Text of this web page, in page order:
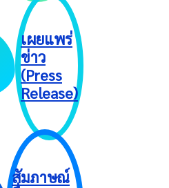
เผยแพร่
ข่าว
(Press
Release)
สัมภาษณ์